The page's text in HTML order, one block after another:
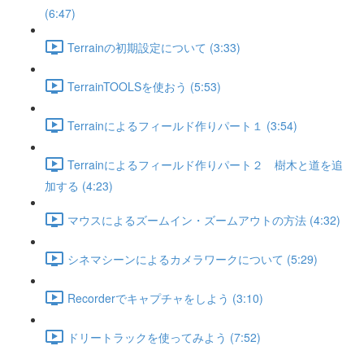
(6:47)
Terrainの初期設定について (3:33)
TerrainTOOLSを使おう (5:53)
Terrainによるフィールド作りパート１ (3:54)
Terrainによるフィールド作りパート２ 樹木と道を追
加する (4:23)
マウスによるズームイン・ズームアウトの方法 (4:32)
シネマシーンによるカメラワークについて (5:29)
Recorderでキャプチャをしよう (3:10)
ドリートラックを使ってみよう (7:52)